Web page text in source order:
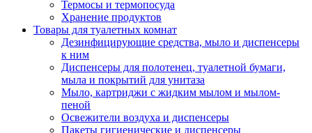
Термосы и термопосуда
Хранение продуктов
Товары для туалетных комнат
Дезинфицирующие средства, мыло и диспенсеры
к ним
Диспенсеры для полотенец, туалетной бумаги,
мыла и покрытий для унитаза
Мыло, картриджи с жидким мылом и мылом-
пеной
Освежители воздуха и диспенсеры
Пакеты гигиенические и диспенсеры